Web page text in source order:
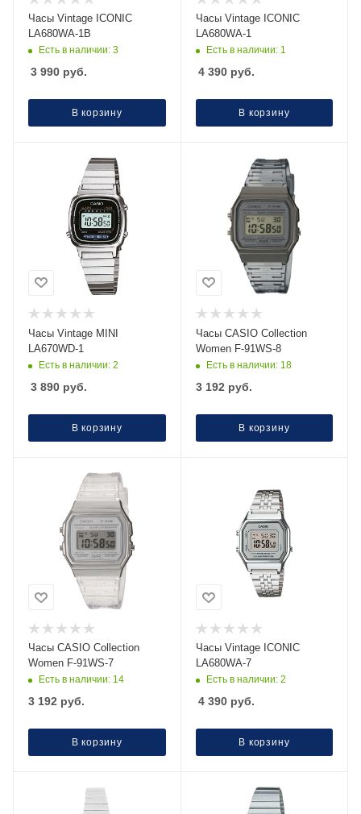
Часы Vintage ICONIC
LA680WA-1B
Есть в наличии: 3
3 990 руб.
В корзину
Часы Vintage ICONIC
LA680WA-1
Есть в наличии: 1
4 390руб.
В корзину
Часы Vintage MINI
LA670WD-1
Есть в наличии: 2
3 890 руб.
В корзину
Часы CASIO Collection
Women F-91WS-8
Есть в наличии: 18
3 192 руб.
В корзину
Часы CASIO Collection
Women F-91WS-7
Есть в наличии: 14
3 192 руб.
В корзину
Часы Vintage ICONIC
LA680WA-7
Есть в наличии: 2
4 390руб.
В корзину